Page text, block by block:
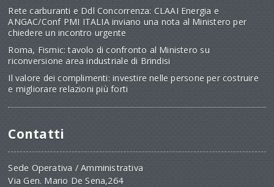
Rete carburanti e Ddl Concorrenza: CLAAI Energia e
ANGAC/Conf PMI ITALIA inviano una nota al Ministero per
chiedere un incontro urgente
Roma, Fismic: tavolo di confronto al Ministero su
riconversione area industriale di Brindisi
Il valore dei complimenti: investire nelle persone per costruire
e migliorare relazioni più forti
Contatti
Sede Operativa / Amministrativa
Via Gen. Mario De Sena,264